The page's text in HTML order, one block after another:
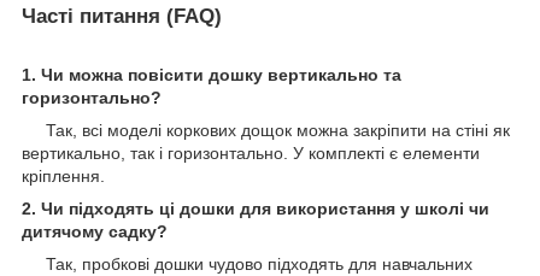
Часті питання (FAQ)
1. Чи можна повісити дошку вертикально та
горизонтально?
Так, всі моделі коркових дощок можна закріпити на стіні як
вертикально, так і горизонтально. У комплекті є елементи
кріплення.
2. Чи підходять ці дошки для використання у школі чи
дитячому садку?
Так, пробкові дошки чудово підходять для навчальних